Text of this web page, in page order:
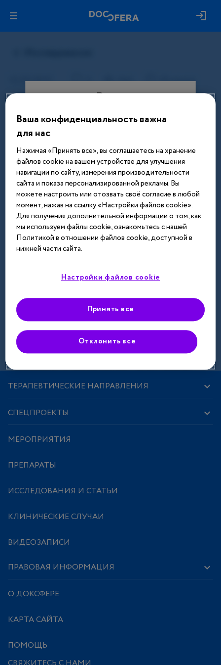
Вход
Этот материал доступен только
после авторизации. Войдите или
зарегистрируйтесь, чтобы получить
доступ ко всем материалам сайта
Введите телефон или email
Далее
Зарегистрироваться
ТЕРАПЕВТИЧЕСКИЕ НАПРАВЛЕНИЯ
СПЕЦПРОЕКТЫ
МЕРОПРИЯТИЯ
ПРЕПАРАТЫ
ИССЛЕДОВАНИЯ И СТАТЬИ
КЛИНИЧЕСКИЕ СЛУЧАИ
ВИДЕОЗАПИСИ
ПРАВОВАЯ ИНФОРМАЦИЯ
О ДОКСФЕРЕ
КАРТА САЙТА
ПОМОЩЬ
Ваша конфиденциальность важна
для нас
Нажимая «Принять все», вы соглашаетесь на хранение
файлов cookie на вашем устройстве для улучшения
навигации по сайту, измерения производительности
сайта и показа персонализированной рекламы. Вы
можете настроить или отозвать своё согласие в любой
момент, нажав на ссылку «Настройки файлов cookie».
Для получения дополнительной информации о том, как
мы используем файлы cookie, ознакомьтесь с нашей
Политикой в отношении файлов cookie, доступной в
нижней части сайта.
Настройки файлов cookie
Отклонить все
Принять все